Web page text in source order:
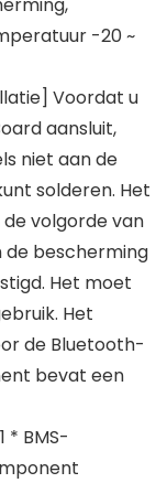
-20 ~
Voordat u
aansluit,
niet aan de
solderen. Het
volgorde van
de bescherming
Het moet
Het
de Bluetooth-
bevat een
* BMS-